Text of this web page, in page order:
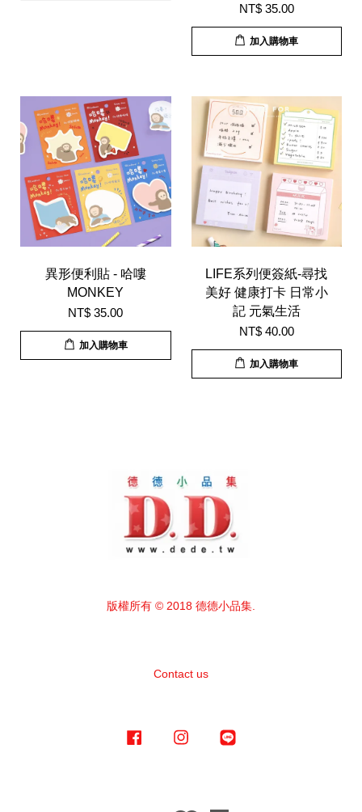
NT$ 35.00
加入購物車
異形便利貼 - 哈嘍
MONKEY
NT$ 35.00
加入購物車
LIFE系列便簽紙-尋找
美好 健康打卡 日常小
記 元氣生活
NT$ 40.00
加入購物車
版權所有 © 2018 德德小品集.
Contact us
Facebook Instagram